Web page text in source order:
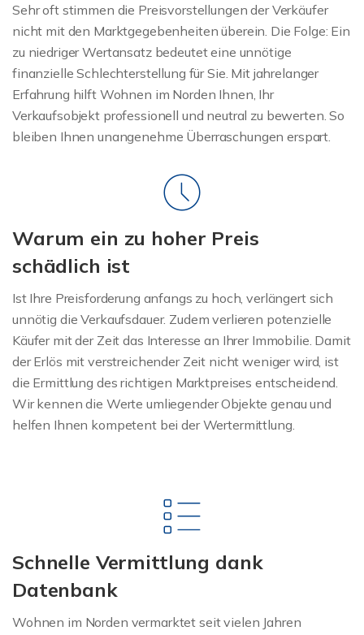
Sehr oft stimmen die Preisvorstellungen der Verkäufer
nicht mit den Marktgegebenheiten überein. Die Folge: Ein
zu niedriger Wertansatz bedeutet eine unnötige
finanzielle Schlechterstellung für Sie. Mit jahrelanger
Erfahrung hilft Wohnen im Norden Ihnen, Ihr
Verkaufsobjekt professionell und neutral zu bewerten. So
bleiben Ihnen unangenehme Überraschungen erspart.
Warum ein zu hoher Preis
schädlich ist
Ist Ihre Preisforderung anfangs zu hoch, verlängert sich
unnötig die Verkaufsdauer. Zudem verlieren potenzielle
Käufer mit der Zeit das Interesse an Ihrer Immobilie. Damit
der Erlös mit verstreichender Zeit nicht weniger wird, ist
die Ermittlung des richtigen Marktpreises entscheidend.
Wir kennen die Werte umliegender Objekte genau und
helfen Ihnen kompetent bei der Wertermittlung.
Schnelle Vermittlung dank
Datenbank
Wohnen im Norden vermarktet seit vielen Jahren